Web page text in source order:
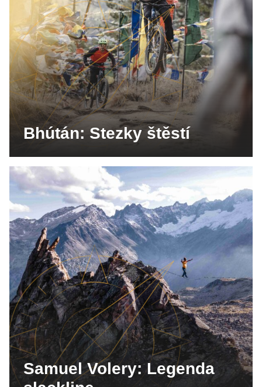
Bhútán: Stezky štěstí
Samuel Volery: Legenda